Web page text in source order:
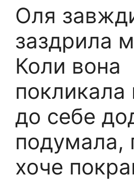
Оля
заздрила
Коли вона
покликала
до себе
подумала,
хоче